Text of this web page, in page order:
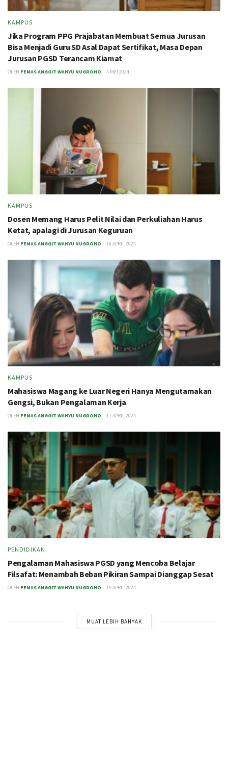
KAMPUS
Jika Program PPG Prajabatan Membuat Semua Jurusan
Bisa Menjadi Guru SD Asal Dapat Sertifikat, Masa Depan
Jurusan PGSD Terancam Kiamat
OLEH FEMAS ANGGIT WAHYU NUGROHO 4 MEI 2024
KAMPUS
Dosen Memang Harus Pelit Nilai dan Perkuliahan Harus
Ketat, apalagi di Jurusan Keguruan
OLEH FEMAS ANGGIT WAHYU NUGROHO 18 APRIL 2024
KAMPUS
Mahasiswa Magang ke Luar Negeri Hanya Mengutamakan
Gengsi, Bukan Pengalaman Kerja
OLEH FEMAS ANGGIT WAHYU NUGROHO 17 APRIL 2024
PENDIDIKAN
Pengalaman Mahasiswa PGSD yang Mencoba Belajar
Filsafat: Menambah Beban Pikiran Sampai Dianggap Sesat
OLEH FEMAS ANGGIT WAHYU NUGROHO 15 APRIL 2024
MUAT LEBIH BANYAK